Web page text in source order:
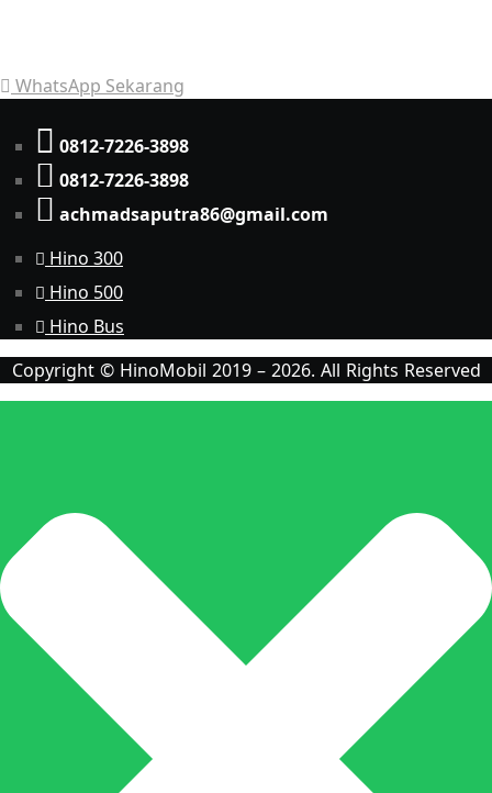
WhatsApp Sekarang
0812-7226-3898
0812-7226-3898
achmadsaputra86@gmail.com
Hino 300
Hino 500
Hino Bus
Copyright © HinoMobil 2019 – 2026. All Rights Reserved